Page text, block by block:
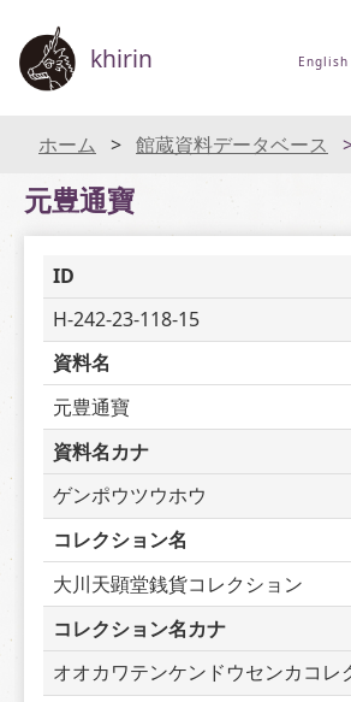
khirin English
ホーム 館蔵資料データベース
元豊通寶
ID
H-242-23-118-15
資料名
元豊通寶
資料名カナ
ゲンポウツウホウ
コレクション名
大川天顕堂銭貨コレクション
コレクション名カナ
オオカワテンケンドウセンカコレ